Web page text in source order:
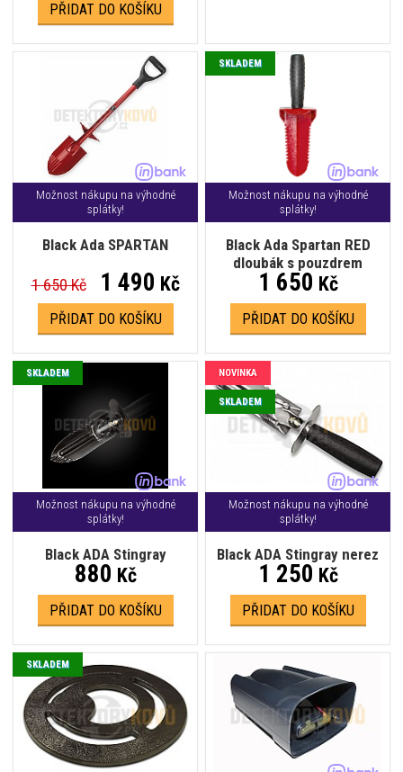
PŘIDAT DO KOŠÍKU
Možnost nákupu na výhodné
splátky!
Black Ada SPARTAN
1 650 Kč 1 490 Kč
PŘIDAT DO KOŠÍKU
Možnost nákupu na výhodné
splátky!
Black Ada Spartan RED
dloubák s pouzdrem
SKLADEM
1 650 Kč
PŘIDAT DO KOŠÍKU
Možnost nákupu na výhodné
splátky!
Black ADA Stingray
SKLADEM
880 Kč
PŘIDAT DO KOŠÍKU
Možnost nákupu na výhodné
splátky!
Black ADA Stingray nerez
NOVINKA
SKLADEM
1 250 Kč
PŘIDAT DO KOŠÍKU
SKLADEM